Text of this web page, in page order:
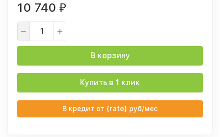
10 740 ₽
В корзину
Купить в 1 клик
В кредит от {rate} руб/мес